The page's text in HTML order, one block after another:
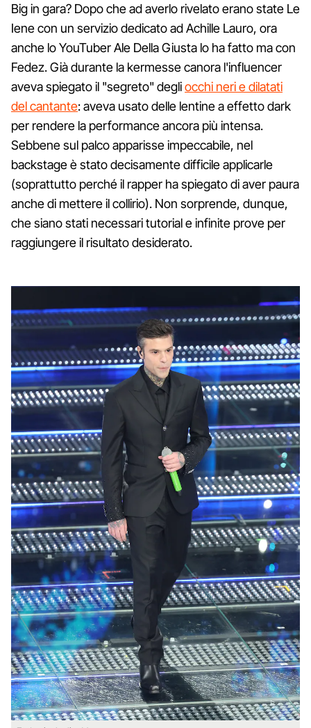
Big in gara? Dopo che ad averlo rivelato erano state Le
Iene con un servizio dedicato ad Achille Lauro, ora
anche lo YouTuber Ale Della Giusta lo ha fatto ma con
Fedez. Già durante la kermesse canora l'influencer
aveva spiegato il "segreto" degliocchi neri e dilatati
del cantante: aveva usato delle lentine a effetto dark
per rendere la performance ancora più intensa.
Sebbene sul palco apparisse impeccabile, nel
backstage è stato decisamente difficile applicarle
(soprattutto perché il rapper ha spiegato di aver paura
anche di mettere il collirio). Non sorprende, dunque,
che siano stati necessari tutorial e infinite prove per
raggiungere il risultato desiderato.